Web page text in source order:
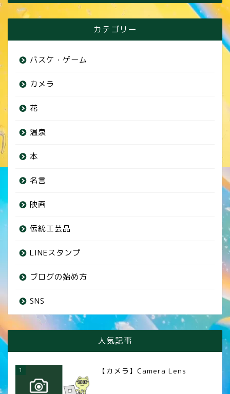
カテゴリー
バスケ・ゲーム
カメラ
花
温泉
本
名言
映画
伝統工芸品
LINEスタンプ
ブログの始め方
SNS
人気記事
1 【カメラ】Camera Lens